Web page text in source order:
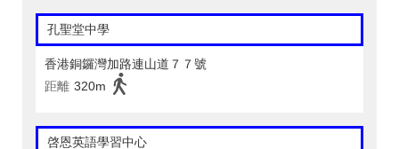
孔聖堂中學
香港銅鑼灣加路連山道７７號
距離 320m
啓恩英語學習中心